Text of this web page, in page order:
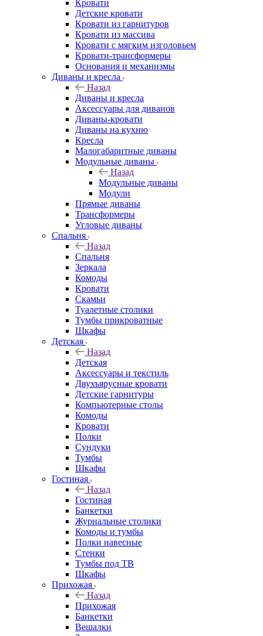
Кровати
Детские кровати
Кровати из гарнитуров
Кровати из массива
Кровати с мягким изголовьем
Кровати-трансформеры
Основания и механизмы
Диваны и кресла
Назад
Диваны и кресла
Аксессуары для диванов
Диваны-кровати
Диваны на кухню
Кресла
Малогабаритные диваны
Модульные диваны
Назад
Модульные диваны
Модули
Прямые диваны
Трансформеры
Угловые диваны
Спальня
Назад
Спальня
Зеркала
Комоды
Кровати
Скамьи
Туалетные столики
Тумбы прикроватные
Шкафы
Детская
Назад
Детская
Аксессуары и текстиль
Двухъярусные кровати
Детские гарнитуры
Компьютерные столы
Комоды
Кровати
Полки
Сундуки
Тумбы
Шкафы
Гостиная
Назад
Гостиная
Банкетки
Журнальные столики
Комоды и тумбы
Полки навесные
Стенки
Тумбы под ТВ
Шкафы
Прихожая
Назад
Прихожая
Банкетки
Вешалки